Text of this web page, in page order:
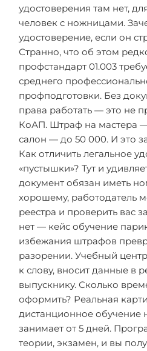
удостоверения там нет,
человек с ножницами.
удостоверение, если он
Странно, что об этом
профстандарт 01.003
среднего
профподготовки. Без
права работать — это не
КоАП. Штраф на мастера
салон — до 50 000. И это
Как отличить легальное
«пустышки»? Тут и
документ обязан иметь
хорошему, работодатель
реестра и проверить вас
нет — кейс обучение
избежания штрафов
разорении. Учебный центр
к слову, вносит данные в
выпускнику. Сколько
оформить? Реальная
дистанционное обучение
занимает от 5 дней.
теории, экзамен, и вы